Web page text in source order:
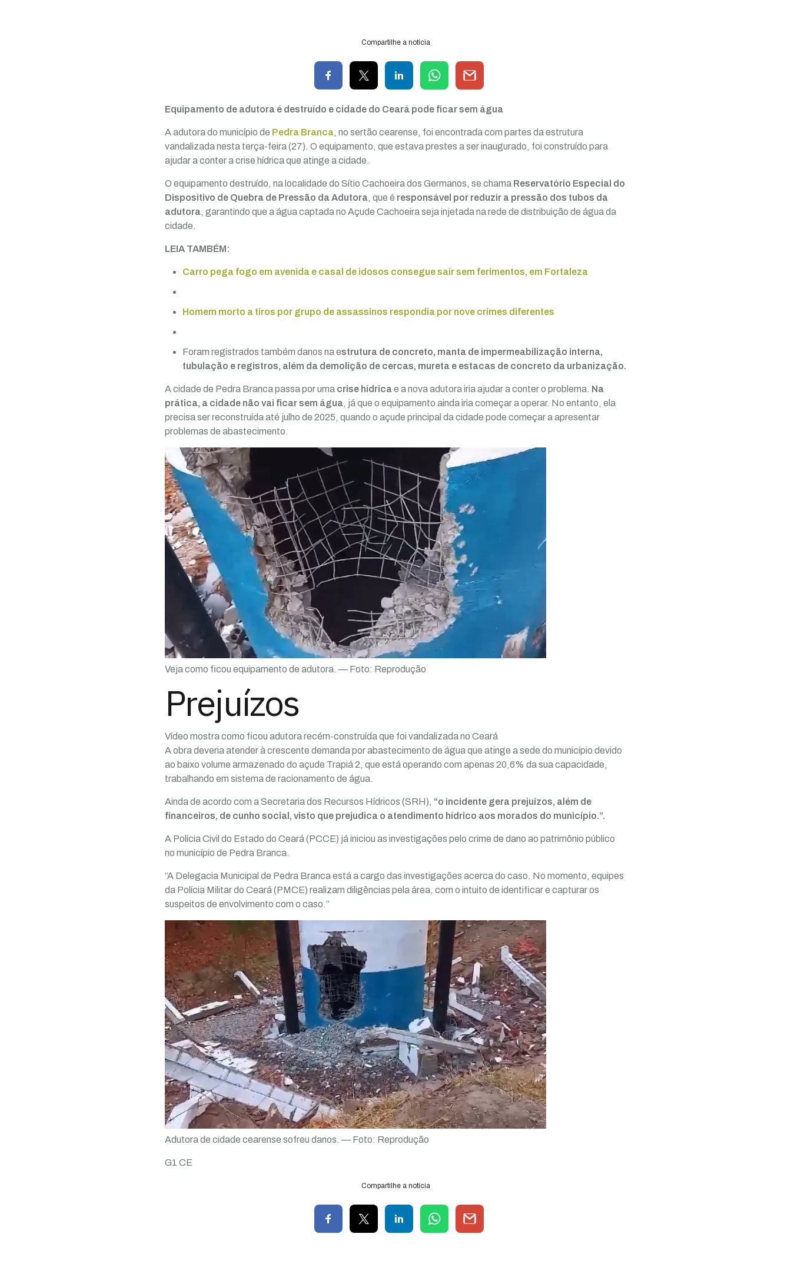
Compartilhe a notícia
Equipamento de adutora é destruído e cidade do Ceará pode ficar sem água
A adutora do município de Pedra Branca, no sertão cearense, foi encontrada com partes da estrutura
vandalizada nesta terça-feira (27). O equipamento, que estava prestes a ser inaugurado, foi construído para
ajudar a conter a crise hídrica que atinge a cidade.
O equipamento destruído, na localidade do Sítio Cachoeira dos Germanos, se chama Reservatório Especial do
Dispositivo de Quebra de Pressão da Adutora, que é responsável por reduzir a pressão dos tubos da
adutora, garantindo que a água captada no Açude Cachoeira seja injetada na rede de distribuição de água da
cidade.
LEIA TAMBÉM:
Carro pega fogo em avenida e casal de idosos consegue sair sem ferimentos, em Fortaleza
Homem morto a tiros por grupo de assassinos respondia por nove crimes diferentes
Foram registrados também danos na estrutura de concreto, manta de impermeabilização interna,
tubulação e registros, além da demolição de cercas, mureta e estacas de concreto da urbanização.
A cidade de Pedra Branca passa por uma crise hídricae a nova adutora iria ajudar a conter o problema. Na
prática, a cidade não vai ficar sem água, já que o equipamento ainda iria começar a operar. No entanto, ela
precisa ser reconstruída até julho de 2025, quando o açude principal da cidade pode começar a apresentar
problemas de abastecimento.
Veja como ficou equipamento de adutora. — Foto: Reprodução
Prejuízos
Vídeo mostra como ficou adutora recém-construída que foi vandalizada no Ceará
A obra deveria atender à crescente demanda por abastecimento de água que atinge a sede do município devido
ao baixo volume armazenado do açude Trapiá 2, que está operando com apenas 20,6% da sua capacidade,
trabalhando em sistema de racionamento de água.
Ainda de acordo com a Secretaria dos Recursos Hídricos (SRH), “o incidente gera prejuízos, além de
financeiros, de cunho social, visto que prejudica o atendimento hídrico aos morados do município.”.
A Polícia Civil do Estado do Ceará (PCCE) já iniciou as investigações pelo crime de dano ao patrimônio público
no município de Pedra Branca.
“A Delegacia Municipal de Pedra Branca está a cargo das investigações acerca do caso. No momento, equipes
da Polícia Militar do Ceará (PMCE) realizam diligências pela área, com o intuito de identificar e capturar os
suspeitos de envolvimento com o caso.”
Adutora de cidade cearense sofreu danos. — Foto: Reprodução
G1 CE
Compartilhe a notícia